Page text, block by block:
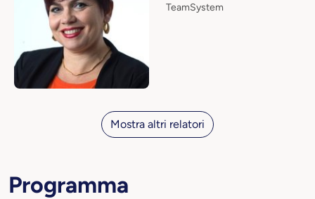
TeamSystem
Mostra altri relatori
Programma